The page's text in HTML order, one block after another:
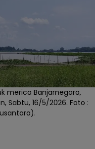
merica Banjarnegara,
Sabtu, 16/5/2026. Foto :